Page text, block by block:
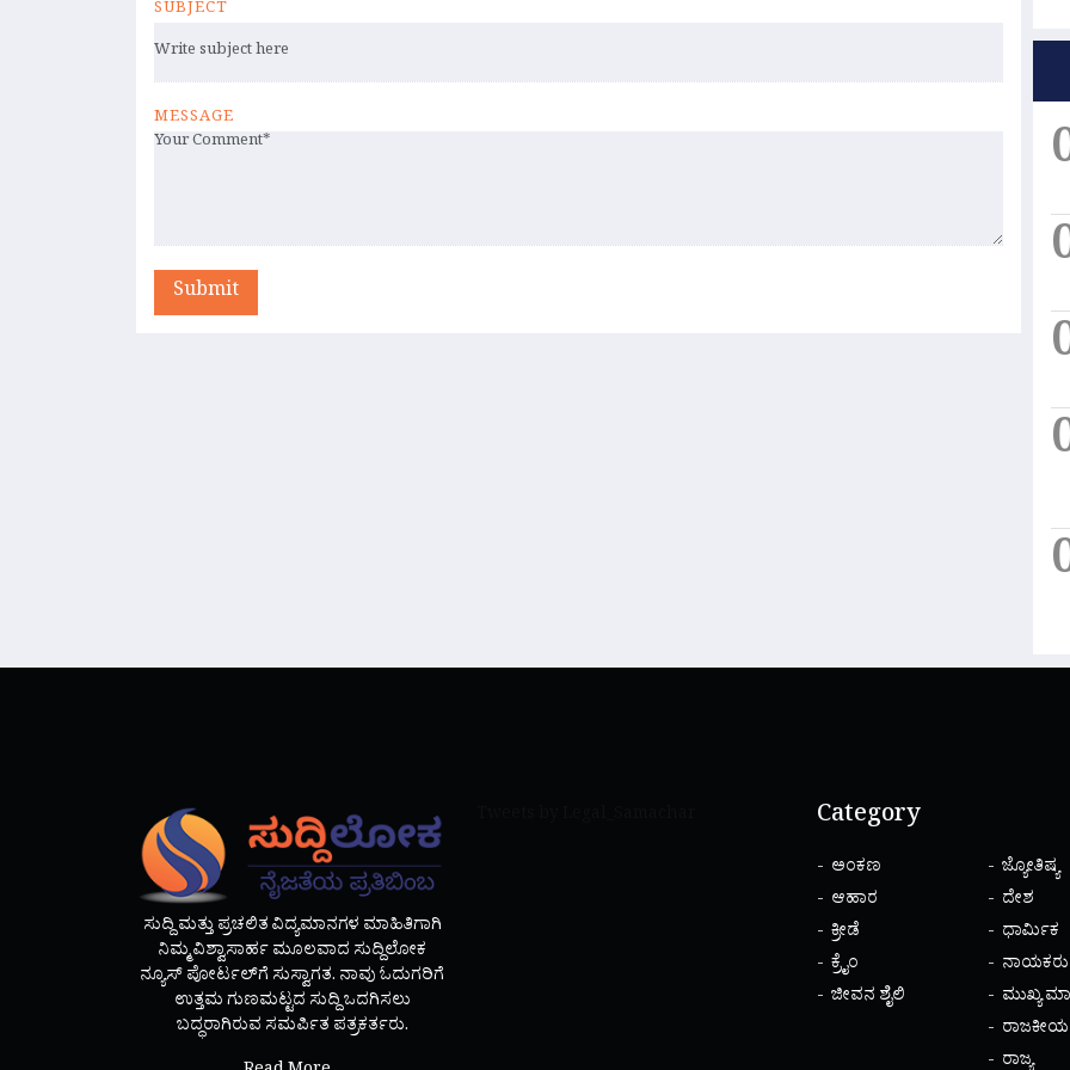
SUBJECT
MESSAGE
Submit
ಸುದ್ದಿ ಮತ್ತು ಪ್ರಚಲಿತ ವಿದ್ಯಮಾನಗಳ ಮಾಹಿತಿಗಾಗಿ
ನಿಮ್ಮ ವಿಶ್ವಾಸಾರ್ಹ ಮೂಲವಾದ ಸುದ್ದಿಲೋಕ
ನ್ಯೂಸ್ ಪೋರ್ಟಲ್‌ಗೆ ಸುಸ್ವಾಗತ. ನಾವು ಓದುಗರಿಗೆ
ಉತ್ತಮ ಗುಣಮಟ್ಟದ ಸುದ್ದಿ ಒದಗಿಸಲು
ಬದ್ಧರಾಗಿರುವ ಸಮರ್ಪಿತ ಪತ್ರಕರ್ತರು.
Category
ಅಂಕಣ
ಆಹಾರ
ಕ್ರೀಡೆ
ಕ್ರೈಂ
ಜೀವನ ಶೈಲಿ
ಜ್ಯೋತಿಷ್ಯ
ದೇಶ
ಧಾರ್ಮಿಕ
ನಾಯಕರು
ಮುಖ್ಯ
ರಾಜಕೀಯ
ರಾಜ್ಯ